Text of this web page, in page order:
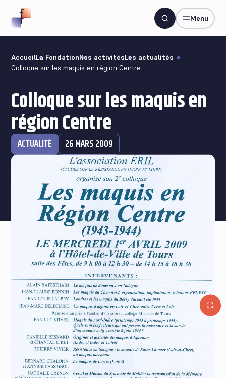
Menu
AccueilLa FondationNos activitésLes actualités
Colloque sur les maquis en région Centre
Colloque sur les maquis en
région Centre
ACTUALITÉ 26 MARS 2009